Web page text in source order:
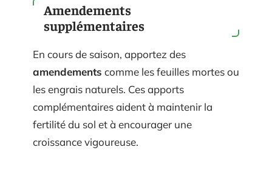
Amendements
supplémentaires
En cours de saison, apportez des
amendements comme les feuilles mortes ou
les engrais naturels. Ces apports
complémentaires aident à maintenir la
fertilité du sol et à encourager une
croissance vigoureuse.